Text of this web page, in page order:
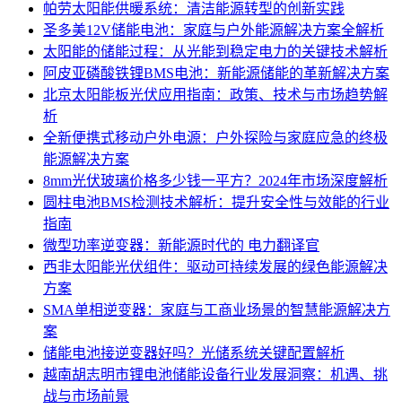
帕劳太阳能供暖系统：清洁能源转型的创新实践
圣多美12V储能电池：家庭与户外能源解决方案全解析
太阳能的储能过程：从光能到稳定电力的关键技术解析
阿皮亚磷酸铁锂BMS电池：新能源储能的革新解决方案
北京太阳能板光伏应用指南：政策、技术与市场趋势解
析
全新便携式移动户外电源：户外探险与家庭应急的终极
能源解决方案
8mm光伏玻璃价格多少钱一平方？2024年市场深度解析
圆柱电池BMS检测技术解析：提升安全性与效能的行业
指南
微型功率逆变器：新能源时代的 电力翻译官
西非太阳能光伏组件：驱动可持续发展的绿色能源解决
方案
SMA单相逆变器：家庭与工商业场景的智慧能源解决方
案
储能电池接逆变器好吗？光储系统关键配置解析
越南胡志明市锂电池储能设备行业发展洞察：机遇、挑
战与市场前景